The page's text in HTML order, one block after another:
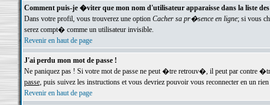
Comment puis-je �viter que mon nom d'utilisateur apparaisse dans la liste
Dans votre profil, vous trouverez une option Cacher sa pr�sence en ligne; si vous
serez compt� comme un utilisateur invisible.
Revenir en haut de page
J'ai perdu mon mot de passe !
Ne paniquez pas ! Si votre mot de passe ne peut �tre retrouv�, il peut par contre
passe, puis suivez les instructions et vous devriez pouvoir vous reconnecter en un rien
Revenir en haut de page